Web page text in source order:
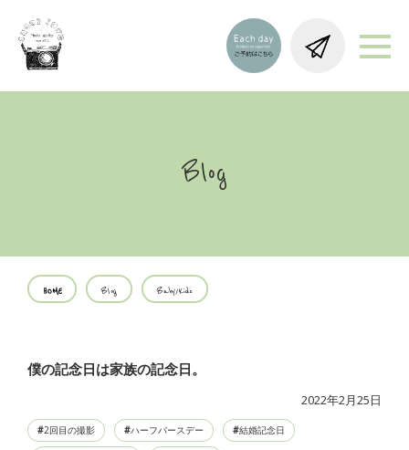
Blog
HOME Blog Baby/Kids
僕の記念日は家族の記念日。
2022年2月25日
2回目の撮影 ハーフバースデー 結婚記念日